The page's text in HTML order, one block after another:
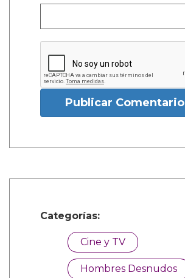
Publicar Comentario
Categorías:
Cine y TV
Hombres Desnudos